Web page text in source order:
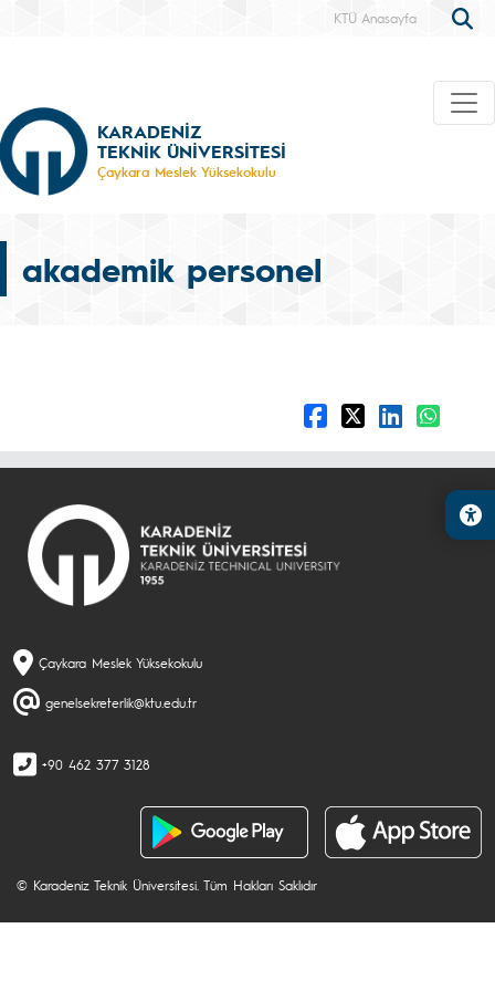
KTÜ Anasayfa
KARADENİZ
TEKNİK ÜNİVERSİTESİ
Çaykara Meslek Yüksekokulu
akademik personel
Çaykara Meslek Yüksekokulu
genelsekreterlik@ktu.edu.tr
+90 462 377 3128
© Karadeniz Teknik Üniversitesi. Tüm Hakları Saklıdır